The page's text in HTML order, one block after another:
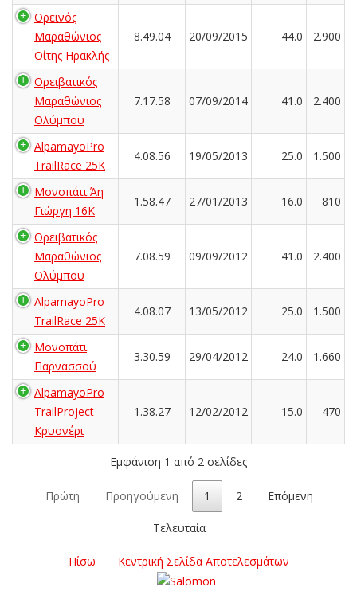
Ορεινός
Μαραθώνιος
Οίτης Ηρακλής
8.49.04 20/09/2015 44.0 2.900
Ορειβατικός
Μαραθώνιος
Ολύμπου
7.17.58 07/09/2014 41.0 2.400
AlpamayoPro
TrailRace 25K
4.08.56 19/05/2013 25.0 1.500
Μονοπάτι Άη
Γιώργη 16Κ
1.58.47 27/01/2013 16.0 810
Ορειβατικός
Μαραθώνιος
Ολύμπου
7.08.59 09/09/2012 41.0 2.400
AlpamayoPro
TrailRace 25K
4.08.07 13/05/2012 25.0 1.500
Μονοπάτι
Παρνασσού
3.30.59 29/04/2012 24.0 1.660
AlpamayoPro
TrailProject -
Κρυονέρι
1.38.27 12/02/2012 15.0 470
Εμφάνιση 1 από 2 σελίδες
Πρώτη Προηγούμενη 1 2 Επόμενη
Τελευταία
Πίσω Κεντρική Σελίδα Αποτελεσμάτων